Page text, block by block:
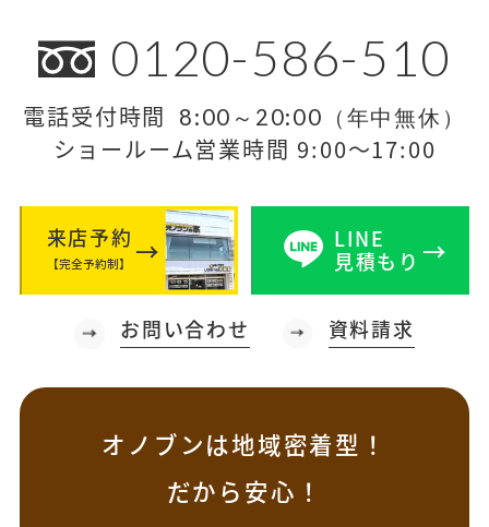
0120-586-510
電話受付時間 8:00～20:00（年中無休）
ショールーム営業時間 9:00～17:00
来店予約
【完全予約制】
LINE
見積もり
お問い合わせ 資料請求
オノブンは地域密着型！
だから安心！